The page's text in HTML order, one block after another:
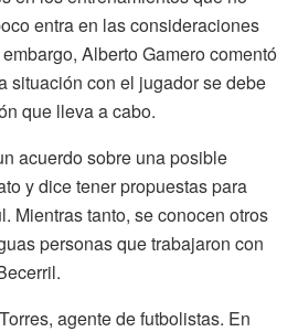
entra en las consideraciones
Alberto Gamero comentó
situación con el jugador se debe
que lleva a cabo.
acuerdo sobre una posible
y dice tener propuestas para
Mientras tanto, se conocen otros
personas que trabajaron con
agente de futbolistas. En